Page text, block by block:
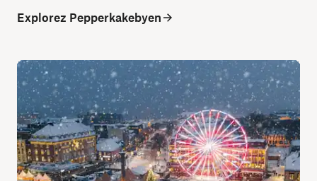
Explorez Pepperkakebyen